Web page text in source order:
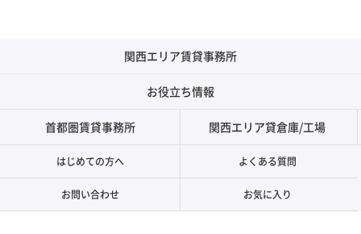
関西エリア賃貸事務所
お役立ち情報
首都圏賃貸事務所 関西エリア貸倉庫/工場
はじめての方へ よくある質問
お問い合わせ お気に入り